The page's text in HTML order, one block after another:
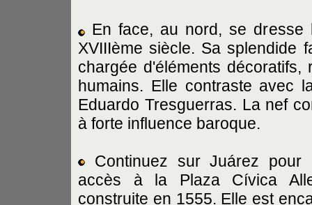
En face, au nord, se dresse
XVIIIème siècle. Sa splendide
chargée d'éléments
humains. Elle contraste avec
Eduardo Tresguerras. La nef
à forte influence baroque.
Continuez sur Juárez pour
accès à la Plaza Cívica
construite en 1555. Elle est